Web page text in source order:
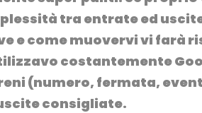
tra entrate ed
e come muovervi vi farà
costantemente
(numero, fermata,
consigliate.